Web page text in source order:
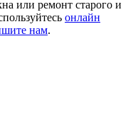
или ремонт старого и
онлайн
нам.